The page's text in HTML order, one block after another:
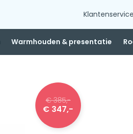
Klantenservice
Warmhouden & presentatie
€ 385,-
€ 347,-